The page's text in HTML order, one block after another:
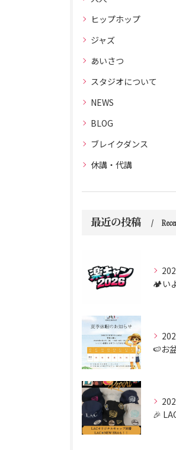
ヒップホップ
ジャズ
あいさつ
スタジオについて
NEWS
BLOG
ブレイクダンス
休講・代講
最近の投稿